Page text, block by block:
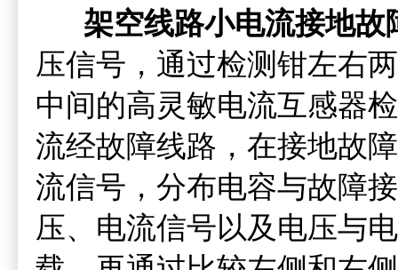
架空线路小电流接地故
压信号，通过检测钳左右
中间的高灵敏电流互感器
流经故障线路，在接地故
流信号，分布电容与故障
压、电流信号以及电压与